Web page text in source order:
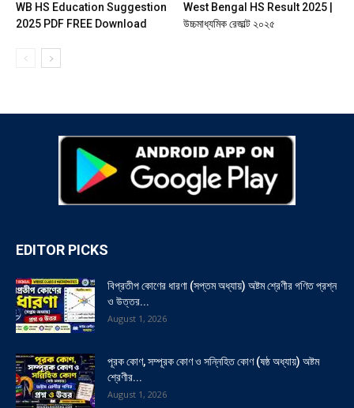
WB HS Education Suggestion
2025 PDF FREE Download
West Bengal HS Result 2025 |
উচ্চমাধ্যমিক রেজাল্ট ২০২৫
EDITOR PICKS
বিপ্রতীপ কোণের ধারণা (সপ্তম অধ্যায়) অষ্টম শ্রেণীর গণিত প্রশ্ন
ও উত্তর...
August 1, 2026
পূরক কোণ, সম্পূরক কোণ ও সন্নিহিত কোণ (ষষ্ঠ অধ্যায়) অষ্টম
শ্রেণীর...
August 1, 2026